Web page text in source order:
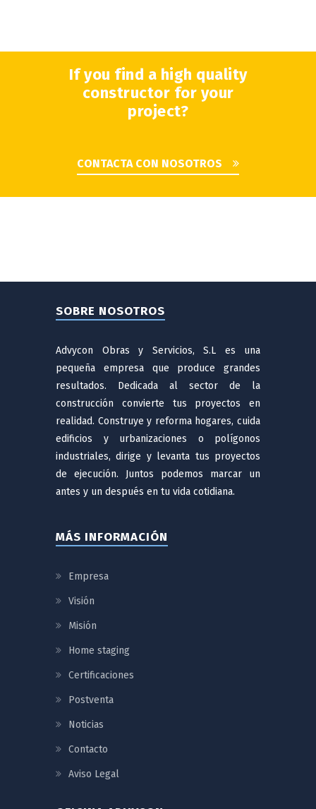
If you find a high quality
constructor for your
project?
CONTACTA CON NOSOTROS
SOBRE NOSOTROS
Advycon Obras y Servicios, S.L es una
pequeña empresa que produce grandes
resultados. Dedicada al sector de la
construcción convierte tus proyectos en
realidad. Construye y reforma hogares, cuida
edificios y urbanizaciones o polígonos
industriales, dirige y levanta tus proyectos
de ejecución. Juntos podemos marcar un
antes y un después en tu vida cotidiana.
MÁS INFORMACIÓN
Empresa
Visión
Misión
Home staging
Certificaciones
Postventa
Noticias
Contacto
Aviso Legal